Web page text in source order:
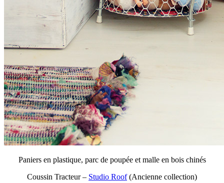
Paniers en plastique, parc de poupée et malle en bois chinés
Coussin Tracteur – Studio Roof(Ancienne collection)